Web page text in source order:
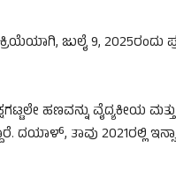
ಜುಲೈ 9,
ಹಣವನ್ನು ವೈದ್ಯಕೀಯ
ದಯಾಳ್, ತಾವು 2021ರಲ್ಲಿ